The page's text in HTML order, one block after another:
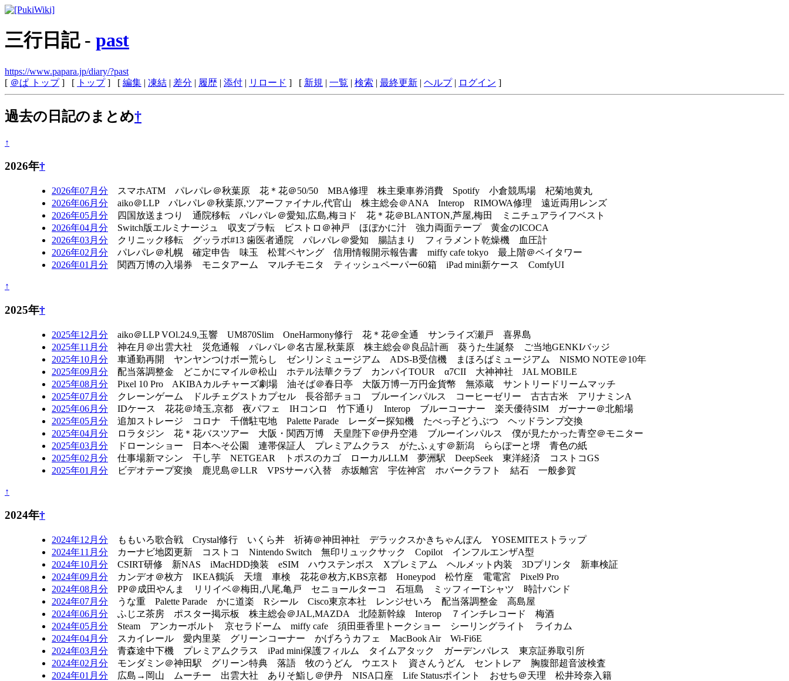
三行日記 - past
https://www.papara.jp/diary/?past
[ ＠ぱ トップ] [ トップ] [ 編集 | 凍結 | 差分 | 履歴 | 添付 | リロード ] [ 新規 | 一覧 | 検索 | 最終更新 | ヘルプ| ログイン ]
過去の日記のまとめ†
↑
2026年†
2026年07月分 スマホATM パレパレ＠秋葉原 花＊花＠50/50 MBA修理 株主乗車券消費 Spotify 小倉競馬場 杞菊地黄丸
2026年06月分 aiko＠LLP パレパレ＠秋葉原,ツアーファイナル,代官山 株主総会＠ANA Interop RIMOWA修理 遠近両用レンズ
2026年05月分 四国放送まつり 通院移転 パレパレ＠愛知,広島,梅ヨド 花＊花＠BLANTON,芦屋,梅田 ミニチュアライフベスト
2026年04月分 Switch版エルミナージュ 収支プラ転 ビストロ＠神戸 ほぼかに汁 強力両面テープ 黄金のICOCA
2026年03月分 クリニック移転 グッラボ#13 歯医者通院 パレパレ＠愛知 腸詰まり フィラメント乾燥機 血圧計
2026年02月分 パレパレ＠札幌 確定申告 味玉 松茸ペヤング 信用情報開示報告書 miffy cafe tokyo 最上階＠ベイタワー
2026年01月分 関西万博の入場券 モニタアーム マルチモニタ ティッシュペーパー60箱 iPad mini新ケース ComfyUI
↑
2025年†
2025年12月分 aiko＠LLP VOl.24.9,玉響 UM870Slim OneHarmony修行 花＊花＠全通 サンライズ瀬戸 喜界島
2025年11月分 神在月＠出雲大社 災危通報 パレパレ＠名古屋,秋葉原 株主総会＠良品計画 葵うた生誕祭 ご当地GENKIバッジ
2025年10月分 車通勤再開 ヤンヤンつけボー荒らし ゼンリンミュージアム ADS-B受信機 まほろばミュージアム NISMO NOTE＠10年
2025年09月分 配当落調整金 どこかにマイル＠松山 ホテル法華クラブ カンパイTOUR α7CII 大神神社 JAL MOBILE
2025年08月分 Pixel 10 Pro AKIBAカルチャーズ劇場 油そば＠春日亭 大阪万博一万円金貨幣 無添蔵 サントリードリームマッチ
2025年07月分 クレーンゲーム ドルチェグストカプセル 長谷部チョコ ブルーインパルス コーヒーゼリー 古古古米 アリナミンA
2025年06月分 IDケース 花花＠埼玉,京都 夜パフェ IHコンロ 竹下通り Interop ブルーコーナー 楽天優待SIM ガーナー＠北船場
2025年05月分 追加ストレージ コロナ 千僧駐屯地 Palette Parade レーダー探知機 たべっ子どうぶつ ヘッドランプ交換
2025年04月分 ロラタジン 花＊花バスツアー 大阪・関西万博 天皇陛下＠伊丹空港 ブルーインパルス 僕が見たかった青空＠モニター
2025年03月分 ドローンショー 日本へそ公園 連帯保証人 プレミアムクラス がたふぇす＠新潟 ららぽーと堺 青色の紙
2025年02月分 仕事場新マシン 干し芋 NETGEAR トポスのカゴ ローカルLLM 夢洲駅 DeepSeek 東洋経済 コストコGS
2025年01月分 ビデオテープ変換 鹿児島＠LLR VPSサーバ入替 赤坂離宮 宇佐神宮 ホバークラフト 結石 一般参賀
↑
2024年†
2024年12月分 ももいろ歌合戦 Crystal修行 いくら丼 祈祷＠神田神社 デラックスかきちゃんぽん YOSEMITEストラップ
2024年11月分 カーナビ地図更新 コストコ Nintendo Switch 無印リュックサック Copilot インフルエンザA型
2024年10月分 CSIRT研修 新NAS iMacHDD換装 eSIM ハウステンボス Xプレミアム ヘルメット内装 3Dプリンタ 新車検証
2024年09月分 カンデオ＠枚方 IKEA鶴浜 天壇 車検 花花＠枚方,KBS京都 Honeypod 松竹座 電電宮 Pixel9 Pro
2024年08月分 PP＠成田やんま リリイベ＠梅田,八尾,亀戸 セニョールターコ 石垣島 ミッフィーTシャツ 時計バンド
2024年07月分 うな重 Palette Parade かに道楽 Rシール Cisco東京本社 レンジせいろ 配当落調整金 高島屋
2024年06月分 ふじヱ茶房 ポスター掲示板 株主総会＠JAL,MAZDA 北陸新幹線 Interop ７インチレコード 梅酒
2024年05月分 Steam アンカーボルト 京セラドーム miffy cafe 須田亜香里トークショー シーリングライト ライカム
2024年04月分 スカイレール 愛内里菜 グリーンコーナー かげろうカフェ MacBook Air Wi-Fi6E
2024年03月分 青森途中下機 プレミアムクラス iPad mini保護フィルム タイムアタック ガーデンパレス 東京証券取引所
2024年02月分 モンダミン＠神田駅 グリーン特典 落語 牧のうどん ウエスト 資さんうどん セントレア 胸腹部超音波検査
2024年01月分 広島→岡山 ムーチー 出雲大社 ありそ鮨し＠伊丹 NISA口座 Life Statusポイント おせち＠天理 松井玲奈入籍